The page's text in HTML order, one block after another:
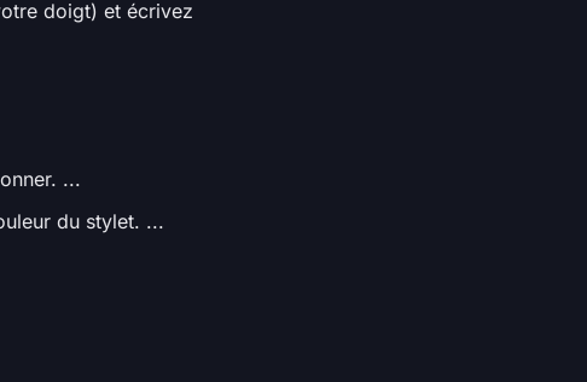
doigt) et écrivez
...
du stylet. ...